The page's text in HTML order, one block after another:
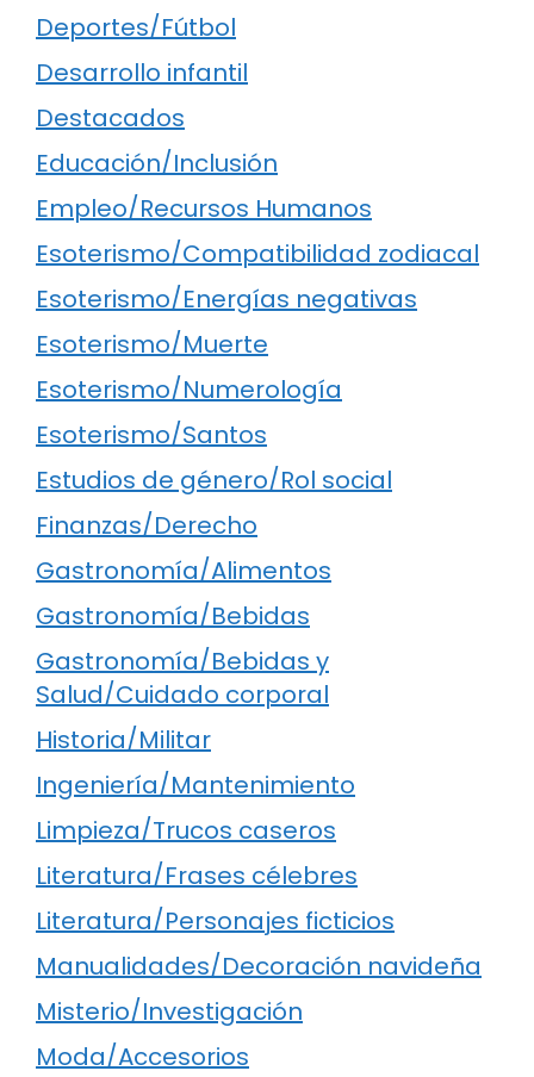
Deportes/Fútbol
Desarrollo infantil
Destacados
Educación/Inclusión
Empleo/Recursos Humanos
Esoterismo/Compatibilidad zodiacal
Esoterismo/Energías negativas
Esoterismo/Muerte
Esoterismo/Numerología
Esoterismo/Santos
Estudios de género/Rol social
Finanzas/Derecho
Gastronomía/Alimentos
Gastronomía/Bebidas
Gastronomía/Bebidas y
Salud/Cuidado corporal
Historia/Militar
Ingeniería/Mantenimiento
Limpieza/Trucos caseros
Literatura/Frases célebres
Literatura/Personajes ficticios
Manualidades/Decoración navideña
Misterio/Investigación
Moda/Accesorios